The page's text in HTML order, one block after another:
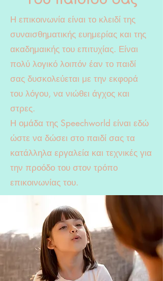
Η επικοινωνία είναι το κλειδί της
συναισθηματικής ευημερίας και της
ακαδημαικής του επιτυχίας. Είναι
πολύ λογικό λοιπόν έαν το παιδί
σας δυσκολεύεται με την εκφορά
του λόγου, να νιώθει άγχος και
στρες.
Η ομάδα της Speechworld είναι εδώ
ώστε να δώσει στο παιδί σας τα
κατάλληλα εργαλεία και τεχνικές για
την προόδο του στον τρόπο
επικοινωνίας του.